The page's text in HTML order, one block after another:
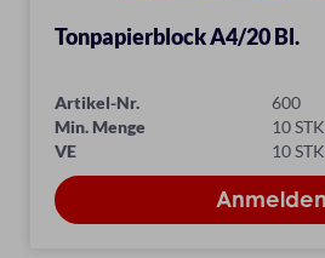
Tonpapierblock A4/20 Bl.
Artikel-Nr.
600
Min. Menge
10 STK
VE
10 STK